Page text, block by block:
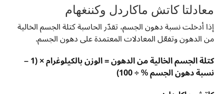
معادلتا كاتش ماكاردل وكننغهام
إذا أدخلت نسبة دهون الجسم، تقدّر الحاسبة كتلة الجسم الخالية
من الدهون وتفعّل المعادلات المعتمدة على دهون الجسم.
كتلة الجسم الخالية من الدهون = الوزن بالكيلوغرام × (1 –
نسبة دهون الجسم % ÷ 100)